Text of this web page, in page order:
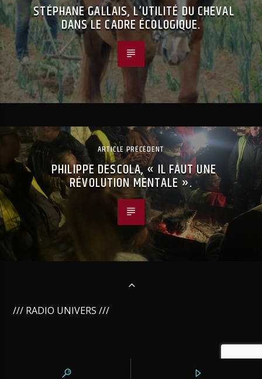
STÉPHANE GALLAIS, L’UTILITÉ DU CHEVAL
DANS LE CADRE ÉCOLOGIQUE.
ARTICLE PRÉCÉDENT
PHILIPPE DESCOLA, « IL FAUT UNE
RÉVOLUTION MENTALE ».
/// RADIO UNIVERS ///